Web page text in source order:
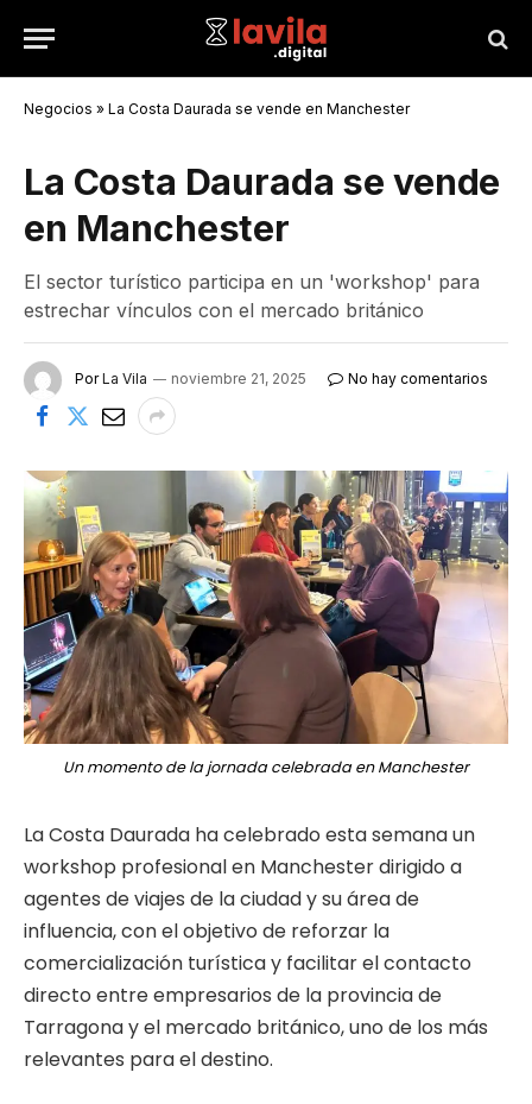
Negocios » La Costa Daurada se vende en Manchester
La Costa Daurada se vende
en Manchester
El sector turístico participa en un 'workshop' para
estrechar vínculos con el mercado británico
Por La Vila noviembre 21, 2025 No hay comentarios
Un momento de la jornada celebrada en Manchester
La Costa Daurada ha celebrado esta semana un
workshop profesional en Manchester dirigido a
agentes de viajes de la ciudad y su área de
influencia, con el objetivo de reforzar la
comercialización turística y facilitar el contacto
directo entre empresarios de la provincia de
Tarragona y el mercado británico, uno de los más
relevantes para el destino.